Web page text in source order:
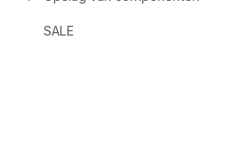
SALE